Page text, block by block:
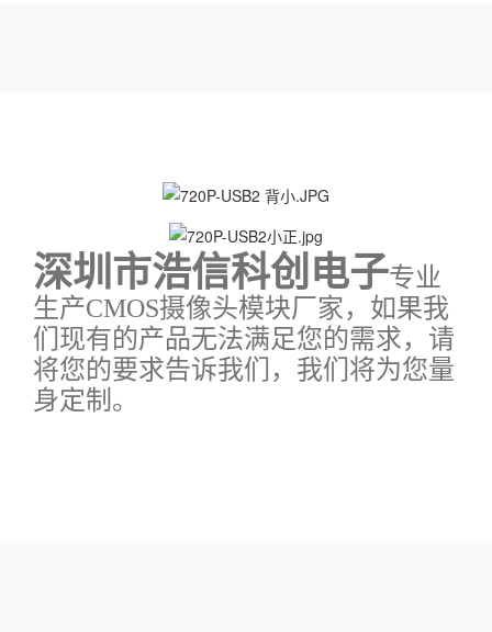
深圳市浩信科创电子专业
生产CMOS摄像头模块厂家，如果我
们现有的产品无法满足您的需求，请
将您的要求告诉我们，我们将为您量
身定制。